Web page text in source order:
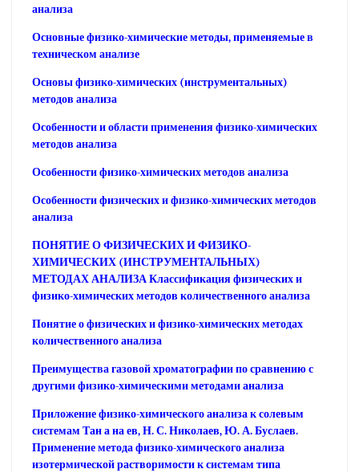
анализа
Основные физико-химические методы, применяемые в
техническом анализе
Основы физико-химических (инструментальных)
методов анализа
Особенности и области применения физико-химических
методов анализа
Особенности физико-химических методов анализа
Особенности физических и физико-химических методов
анализа
ПОНЯТИЕ О ФИЗИЧЕСКИХ И ФИЗИКО-
ХИМИЧЕСКИХ (ИНСТРУМЕНТАЛЬНЫХ)
МЕТОДАХ АНАЛИЗА Классификация физических и
физико-химических методов количественного анализа
Понятие о физических и физико-химических методах
количественного анализа
Преимущества газовой хроматографии по сравнению с
другими физико-химическими методами анализа
Приложение физико-химического анализа к солевым
системам Тан а на ев, Н. С. Николаев, Ю. А. Буслаев.
Применение метода физико-химического анализа
изотермической растворимости к системам типа